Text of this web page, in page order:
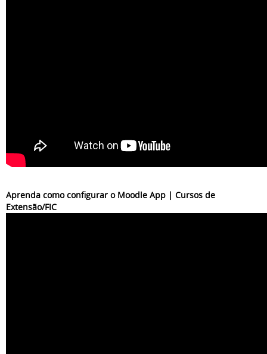
Aprenda como configurar o Moodle App | Cursos de
Extensão/FIC